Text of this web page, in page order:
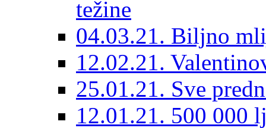
težine
04.03.21. Biljno
12.02.21.
25.01.21. Sve
12.01.21. 500 000